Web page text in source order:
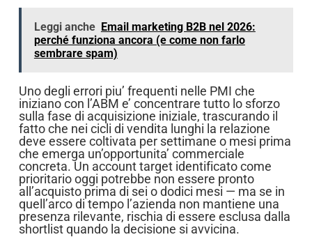
Leggi anche Email marketing B2B nel 2026:
perché funziona ancora (e come non farlo
sembrare spam)
Uno degli errori piu’ frequenti nelle PMI che
iniziano con l’ABM e’ concentrare tutto lo sforzo
sulla fase di acquisizione iniziale, trascurando il
fatto che nei cicli di vendita lunghi la relazione
deve essere coltivata per settimane o mesi prima
che emerga un’opportunita’ commerciale
concreta. Un account target identificato come
prioritario oggi potrebbe non essere pronto
all’acquisto prima di sei o dodici mesi — ma se in
quell’arco di tempo l’azienda non mantiene una
presenza rilevante, rischia di essere esclusa dalla
shortlist quando la decisione si avvicina.